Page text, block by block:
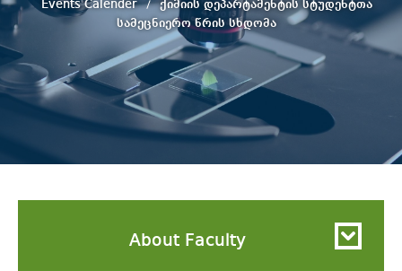
Events Calender
ქიმიის დეპარტამენტის სტუდენტთა
სამეცნიერო წრის სხდომა
About Faculty